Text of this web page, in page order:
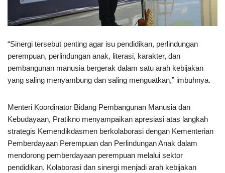
“Sinergi tersebut penting agar isu pendidikan, perlindungan
perempuan, perlindungan anak, literasi, karakter, dan
pembangunan manusia bergerak dalam satu arah kebijakan
yang saling menyambung dan saling menguatkan,” imbuhnya.
Menteri Koordinator Bidang Pembangunan Manusia dan
Kebudayaan, Pratikno menyampaikan apresiasi atas langkah
strategis Kemendikdasmen berkolaborasi dengan Kementerian
Pemberdayaan Perempuan dan Perlindungan Anak dalam
mendorong pemberdayaan perempuan melalui sektor
pendidikan. Kolaborasi dan sinergi menjadi arah kebijakan